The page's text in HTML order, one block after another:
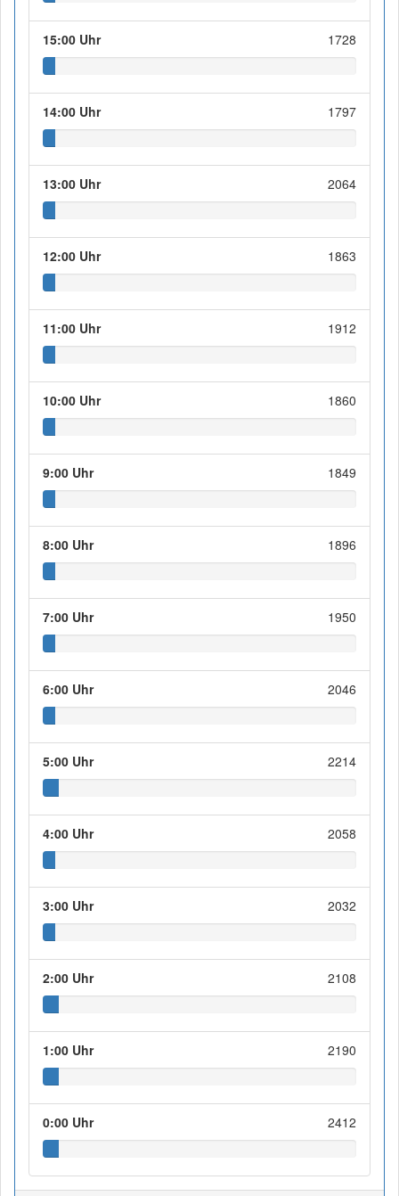
15:00 Uhr 1728
14:00 Uhr 1797
13:00 Uhr 2064
12:00 Uhr 1863
11:00 Uhr 1912
10:00 Uhr 1860
9:00 Uhr 1849
8:00 Uhr 1896
7:00 Uhr 1950
6:00 Uhr 2046
5:00 Uhr 2214
4:00 Uhr 2058
3:00 Uhr 2032
2:00 Uhr 2108
1:00 Uhr 2190
0:00 Uhr 2412